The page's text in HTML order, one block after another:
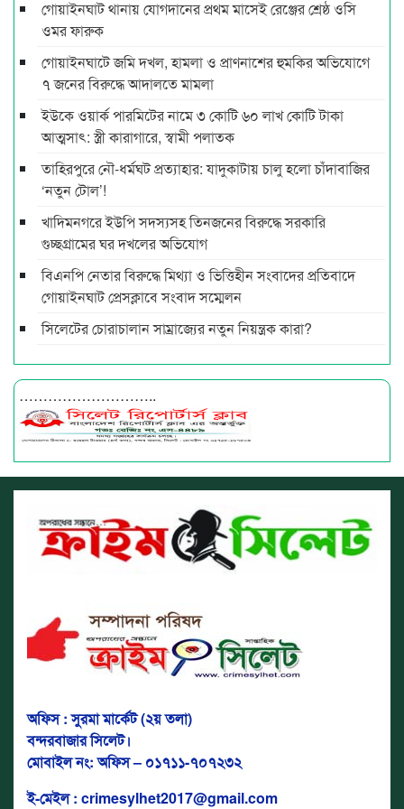
গোয়াইনঘাট থানায় যোগদানের প্রথম মাসেই রেঞ্জের শ্রেষ্ঠ ওসি
ওমর ফারুক
গোয়াইনঘাটে জমি দখল, হামলা ও প্রাণনাশের হুমকির অভিযোগে
৭ জনের বিরুদ্ধে আদালতে মামলা
ইউকে ওয়ার্ক পারমিটের নামে ৩ কোটি ৬০ লাখ কোটি টাকা
আত্মসাৎ: স্ত্রী কারাগারে, স্বামী পলাতক
তাহিরপুরে নৌ-ধর্মঘট প্রত্যাহার: যাদুকাটায় চালু হলো চাঁদাবাজির
‘নতুন টোল’!
খাদিমনগরে ইউপি সদস্যসহ তিনজনের বিরুদ্ধে সরকারি
গুচ্ছগ্রামের ঘর দখলের অভিযোগ
বিএনপি নেতার বিরুদ্ধে মিথ্যা ও ভিত্তিহীন সংবাদের প্রতিবাদে
গোয়াইনঘাট প্রেসক্লাবে সংবাদ সম্মেলন
সিলেটের চোরাচালান সাম্রাজ্যের নতুন নিয়ন্ত্রক কারা?
………………………..
অফিস : সুরমা মার্কেট (২য় তলা)
বন্দরবাজার সিলেট।
মোবাইল নং: অফিস – ০১৭১১-৭০৭২৩২
ই-মেইল : crimesylhet2017@gmail.com